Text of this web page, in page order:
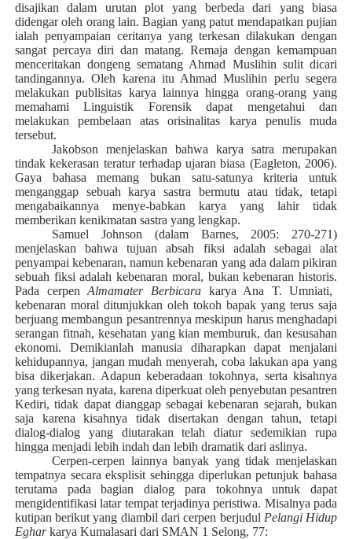
disajikan dalam urutan plot yang berbeda dari yang biasa
didengar oleh orang lain. Bagian yang patut mendapatkan pujian
ialah penyampaian ceritanya yang terkesan dilakukan dengan
sangat percaya diri dan matang. Remaja dengan kemampuan
menceritakan dongeng sematang Ahmad Muslihin sulit dicari
tandingannya. Oleh karena itu Ahmad Muslihin perlu segera
melakukan publisitas karya lainnya hingga orang-orang yang
memahami Linguistik Forensik dapat mengetahui dan
melakukan pembelaan atas orisinalitas karya penulis muda
tersebut.
Jakobson menjelaskan bahwa karya satra merupakan
tindak kekerasan teratur terhadap ujaran biasa (Eagleton, 2006).
Gaya bahasa memang bukan satu-satunya kriteria untuk
menganggap sebuah karya sastra bermutu atau tidak, tetapi
mengabaikannya menye-babkan karya yang lahirtidak
memberikan kenikmatan sastra yang lengkap.
Samuel Johnson (dalam Barnes, 2005: 270-271)
menjelaskan bahwa tujuan absah fiksi adalah sebagai alat
penyampai kebenaran, namun kebenaran yang ada dalam pikiran
sebuah fiksi adalah kebenaran moral, bukan kebenaran historis.
Pada cerpenAlmamater Berbicara karya Ana T. Umniati,
kebenaran moral ditunjukkan oleh tokoh bapak yang terus saja
berjuang membangun pesantrennya meskipun harus menghadapi
serangan fitnah, kesehatan yang kian memburuk, dan kesusahan
ekonomi. Demikianlah manusia diharapkan dapat menjalani
kehidupannya, jangan mudah menyerah, coba lakukan apa yang
bisa dikerjakan. Adapun keberadaan tokohnya, serta kisahnya
yang terkesan nyata, karena diperkuat oleh penyebutan pesantren
Kediri, tidak dapat dianggap sebagai kebenaran sejarah, bukan
saja karena kisahnya tidak disertakan dengan tahun, tetapi
dialog-dialog yang diutarakan telah diatur sedemikian rupa
hingga menjadi lebih indah dan lebih dramatik dari aslinya.
Cerpen-cerpen lainnya banyak yang tidak menjelaskan
tempatnya secara eksplisit sehingga diperlukan petunjuk bahasa
terutama pada bagian dialog para tokohnya untuk dapat
mengidentifikasi latar tempat terjadinya peristiwa. Misalnya pada
kutipan berikut yang diambil dari cerpen berjudul Pelangi Hidup
Egharkarya Kumalasari dari SMAN 1 Selong, 77: